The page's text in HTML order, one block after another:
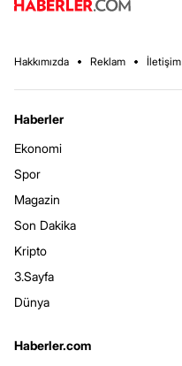
Hakkımızda Reklam İletişim
Haberler
Ekonomi
Spor
Magazin
Son Dakika
Kripto
3.Sayfa
Dünya
Haberler.com